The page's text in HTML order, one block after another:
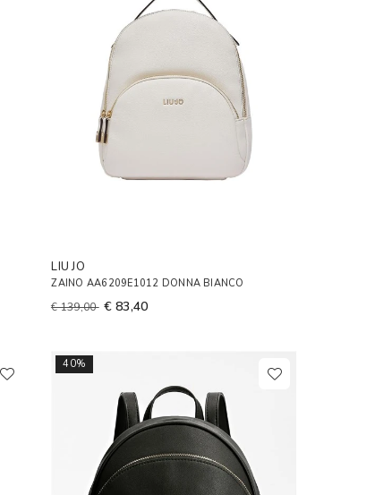
LIU JO
ZAINO AA6209E1012 DONNA BIANCO
€ 139,00 € 83,40
40%